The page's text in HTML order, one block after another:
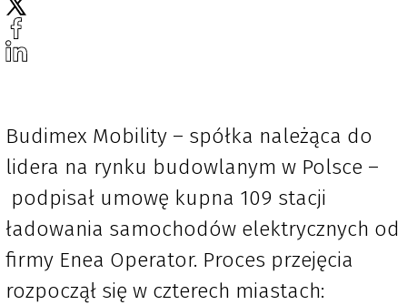
Budimex Mobility – spółka należąca do
lidera na rynku budowlanym w Polsce –
podpisał umowę kupna 109 stacji
ładowania samochodów elektrycznych od
firmy Enea Operator. Proces przejęcia
rozpoczął się w czterech miastach: